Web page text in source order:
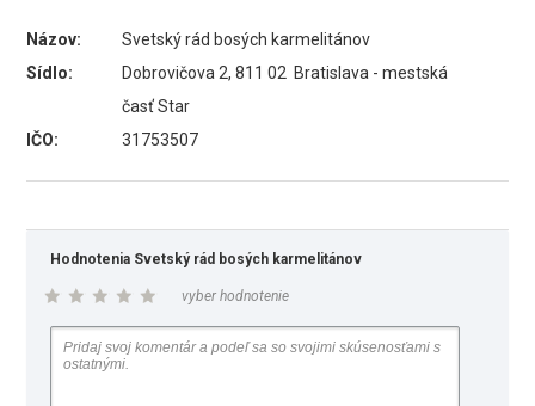
Názov:
Svetský rád bosých karmelitánov
Sídlo:
Dobrovičova 2, 811 02 Bratislava - mestská
časť Star
IČO:
31753507
Hodnotenia Svetský rád bosých karmelitánov
vyber hodnotenie